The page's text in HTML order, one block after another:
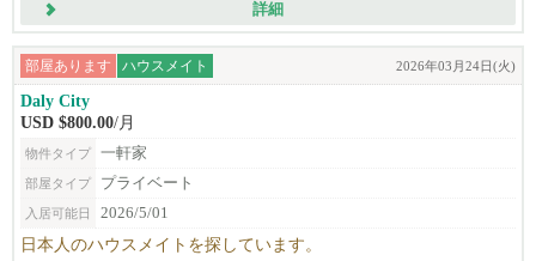
詳細
部屋あります ハウスメイト 2026年03月24日(火)
Daly City
USD $800.00/月
物件タイプ 一軒家
部屋タイプ プライベート
入居可能日 2026/5/01
日本人のハウスメイトを探しています。